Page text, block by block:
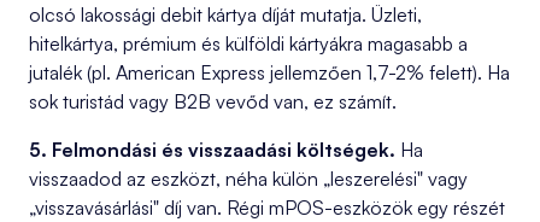
olcsó lakossági debit kártya díját mutatja. Üzleti,
hitelkártya, prémium és külföldi kártyákra magasabb a
jutalék (pl. American Express jellemzően 1,7-2% felett). Ha
sok turistád vagy B2B vevőd van, ez számít.
5. Felmondási és visszaadási költségek. Ha
visszaadod az eszközt, néha külön „leszerelési" vagy
„visszavásárlási" díj van. Régi mPOS-eszközök egy részét